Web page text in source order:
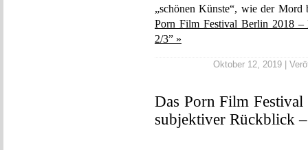
„schönen Künste“, wie der
Porn Film Festival Berlin 2018 –
2/3” »
Oktober 12, 2019 |
Das Porn Film
subjektiver Rückblick